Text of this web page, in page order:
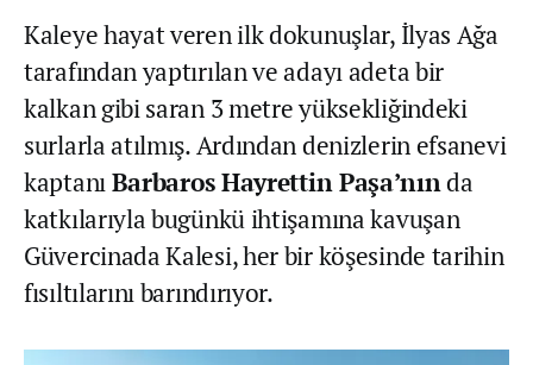
Kaleye hayat veren ilk dokunuşlar, İlyas Ağa
tarafından yaptırılan ve adayı adeta bir
kalkan gibi saran 3 metre yüksekliğindeki
surlarla atılmış. Ardından denizlerin efsanevi
kaptanıBarbaros Hayrettin Paşa’nında
katkılarıyla bugünkü ihtişamına kavuşan
Güvercinada Kalesi, her bir köşesinde tarihin
fısıltılarını barındırıyor.